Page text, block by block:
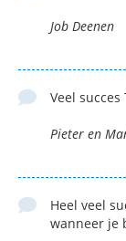
Job Deenen
Veel succes
Pieter en
Heel veel
wanneer je